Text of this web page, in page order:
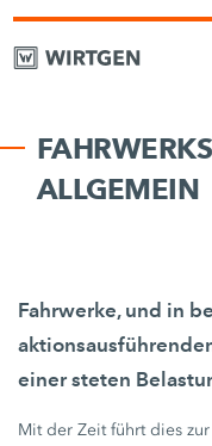
ALLGEMEIN
Fahrwerke, und in
einer steten
Mit der Zeit führt dies